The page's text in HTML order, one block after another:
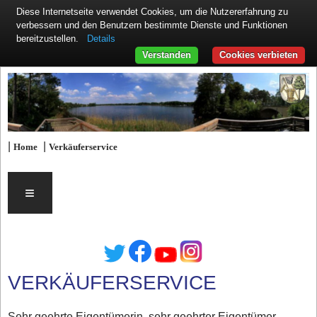
|Home |Verkäuferservice
≡
VERKÄUFERSERVICE
Diese Internetseite verwendet Cookies, um die Nutzererfahrung zu
verbessern und den Benutzern bestimmte Dienste und Funktionen
bereitzustellen.
Details
Cookies verbieten
Verstanden